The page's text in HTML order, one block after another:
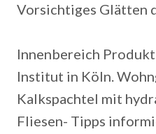
Vorsichtiges Glätten
Innenbereich
Institut in Köln.
Kalkspachtel mit
Fliesen- Tipps